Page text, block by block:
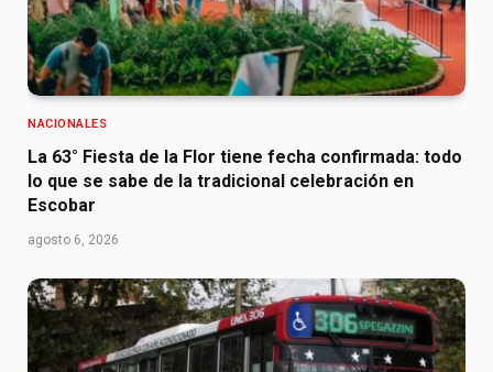
NACIONALES
La 63° Fiesta de la Flor tiene fecha confirmada: todo
lo que se sabe de la tradicional celebración en
Escobar
agosto 6, 2026